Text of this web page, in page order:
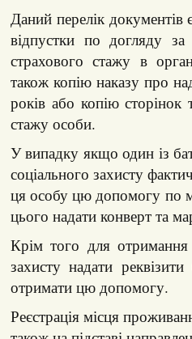
Даний перелік
відпустки по догляду
страхового стажу в
також копію наказу про
років або копію
стажу особи.
У випадку якщо один із
соціального захисту
ця особу цю допомогу по
цього надати конверт та
Крім того для
захисту надати
отримати цю допомогу.
Реєстрація місця